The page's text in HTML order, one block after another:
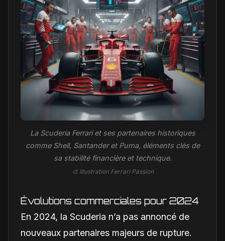
La Scuderia Ferrari et ses partenaires historiques
comme Shell, Santander et Puma, éléments clés de
sa stabilité financière et technique.
🎨 Illustration Ferrari Passion
Évolutions commerciales pour 2024
En 2024, la Scuderia n’a pas annoncé de
nouveaux partenaires majeurs de rupture.